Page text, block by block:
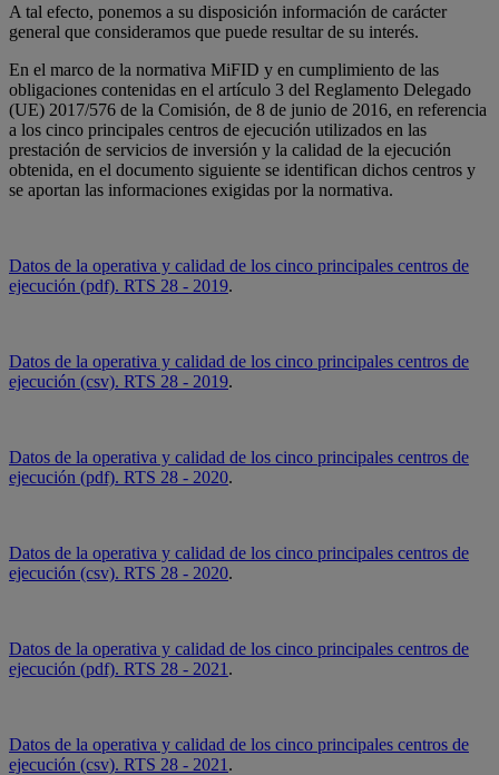
A tal efecto, ponemos a su disposición información de carácter
general que consideramos que puede resultar de su interés.
En el marco de la normativa MiFID y en cumplimiento de las
obligaciones contenidas en el artículo 3 del Reglamento Delegado
(UE) 2017/576 de la Comisión, de 8 de junio de 2016, en referencia
a los cinco principales centros de ejecución utilizados en las
prestación de servicios de inversión y la calidad de la ejecución
obtenida, en el documento siguiente se identifican dichos centros y
se aportan las informaciones exigidas por la normativa.
Datos de la operativa y calidad de los cinco principales centros de
ejecución (pdf). RTS 28 - 2019.
Datos de la operativa y calidad de los cinco principales centros de
ejecución (csv). RTS 28 - 2019.
Datos de la operativa y calidad de los cinco principales centros de
ejecución (pdf). RTS 28 - 2020.
Datos de la operativa y calidad de los cinco principales centros de
ejecución (csv). RTS 28 - 2020.
Datos de la operativa y calidad de los cinco principales centros de
ejecución (pdf). RTS 28 - 2021 .
Datos de la operativa y calidad de los cinco principales centros de
ejecución (csv). RTS 28 - 2021 .